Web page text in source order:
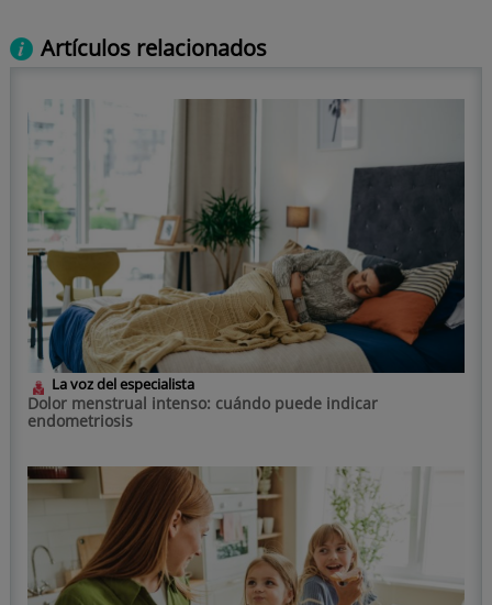
Artículos relacionados
La voz del especialista
Dolor menstrual intenso: cuándo puede indicar
endometriosis